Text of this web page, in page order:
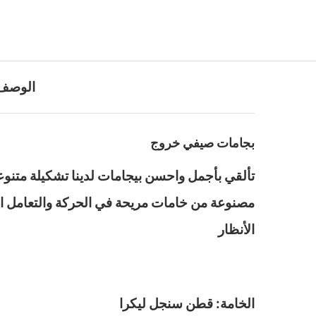
بجامات صيفي خروج
تألقي بأجمل واحسن بيجامات لدينا تشكيلة
مصنوعة من خامات مريحة في الحركة والتعامل
الأنظار
الخامة: قطن سنجل ليكرا